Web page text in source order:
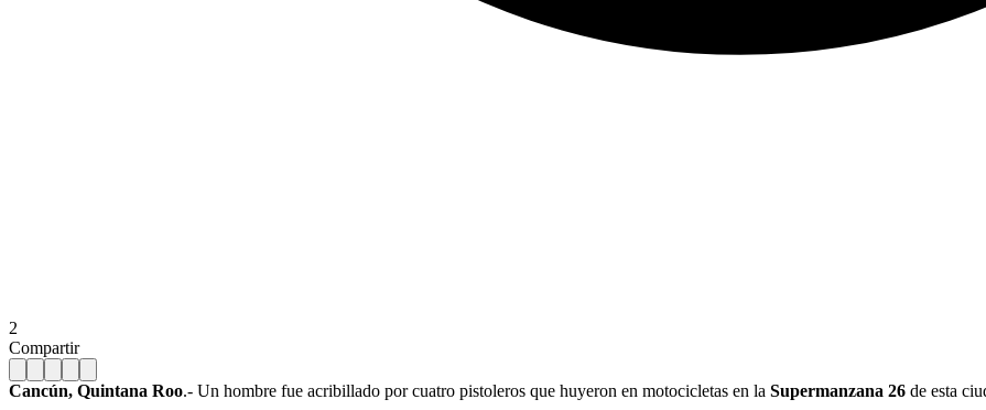
2
Compartir
Cancún, Quintana Roo.- Un hombre fue acribillado por cuatro pistoleros que huyeron en motocicletas en la Supermanzana 26 de esta